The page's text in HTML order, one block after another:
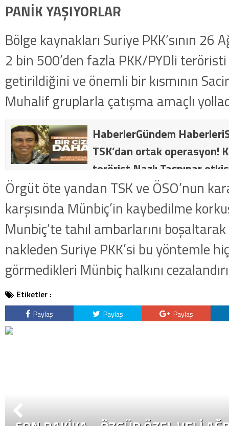
PANİK YAŞIYORLAR
Bölge kaynakları Suriye PKK’sının 26
2 bin 500’den fazla PKK/PYDli
getirildiğini ve önemli bir kısmının
Muhalif gruplarla çatışma amaçlı
HaberlerGündem
TSK’dan ortak operasyon!
terörist Nazlı Taşpınar
dakika: MİT ve TSK’dan
kategorideki terörist Nazlı
getirildi .
Örgüt öte yandan TSK ve ÖSO’nun
karşısında Münbiç’in kaybedilme
Munbiç’te tahıl ambarlarını boşaltarak
nakleden Suriye PKK’si bu yöntemle
görmedikleri Münbiç halkını
Etiketler :
Paylaş Paylaş Paylaş